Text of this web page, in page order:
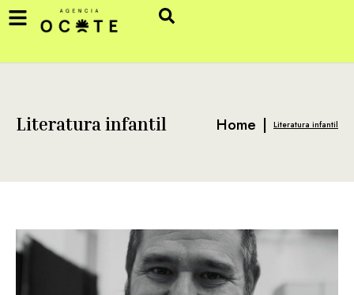
Literatura infantil Home | Literatura infantil